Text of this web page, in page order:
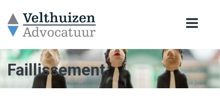
Faillissement